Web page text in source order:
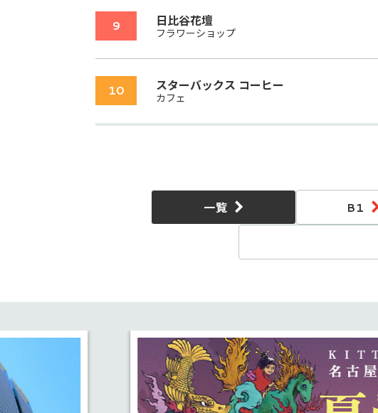
9 日比谷花壇
フラワーショップ
10 スターバックス コーヒー
カフェ
一覧 B1